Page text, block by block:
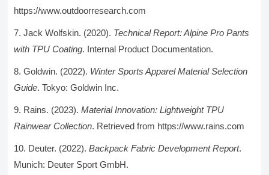
https://www.outdoorresearch.com
Jack Wolfskin. (2020). Technical Report: Alpine Pro Pants
with TPU Coating. Internal Product Documentation.
Goldwin. (2022). Winter Sports Apparel Material Selection
Guide. Tokyo: Goldwin Inc.
Rains. (2023).Material Innovation: Lightweight TPU
Rainwear Collection. Retrieved from https://www.rains.com
Deuter. (2022).Backpack Fabric Development Report.
Munich: Deuter Sport GmbH.